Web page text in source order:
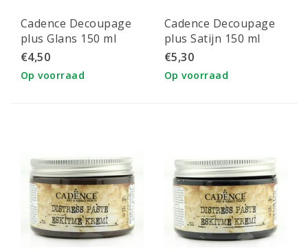
Cadence Decoupage
plus Glans 150 ml
€4,50
Op voorraad
Cadence Decoupage
plus Satijn 150 ml
€5,30
Op voorraad